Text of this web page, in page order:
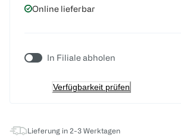
Online lieferbar
In Filiale abholen
Verfügbarkeit prüfen
Lieferung in 2-3 Werktagen